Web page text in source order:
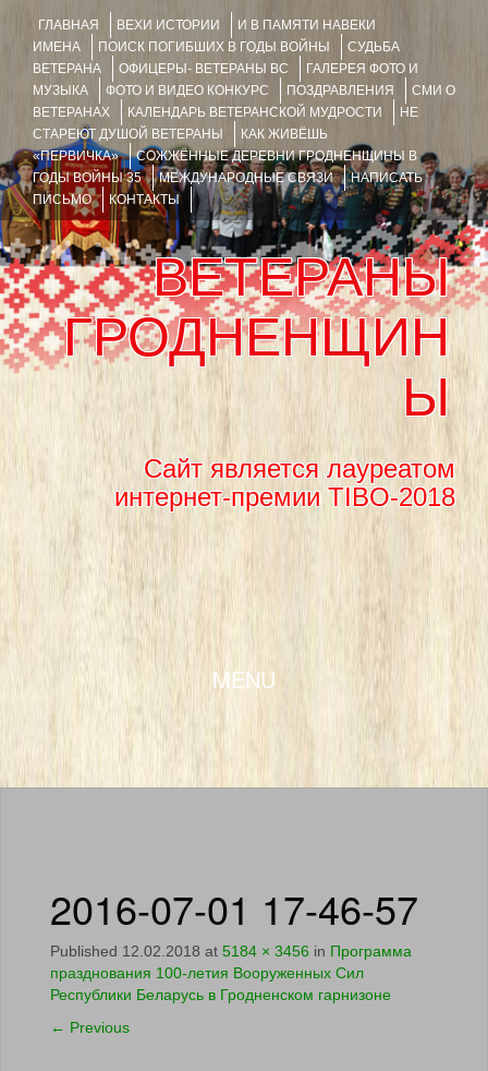
ГЛАВНАЯ ВЕХИ ИСТОРИИ
И В ПАМЯТИ НАВЕКИ
ИМЕНА
ПОИСК ПОГИБШИХ В ГОДЫ ВОЙНЫ
СУДЬБА
ВЕТЕРАНА
ОФИЦЕРЫ- ВЕТЕРАНЫ ВС
ГАЛЕРЕЯ ФОТО И
МУЗЫКА
ФОТО И ВИДЕО КОНКУРС ПОЗДРАВЛЕНИЯ
СМИ О
ВЕТЕРАНАХ
КАЛЕНДАРЬ ВЕТЕРАНСКОЙ МУДРОСТИ
НЕ
СТАРЕЮТ ДУШОЙ ВЕТЕРАНЫ
КАК ЖИВЁШЬ
«ПЕРВИЧКА»
СОЖЖЁННЫЕ ДЕРЕВНИ ГРОДНЕНЩИНЫ В
ГОДЫ ВОЙНЫ 35
МЕЖДУНАРОДНЫЕ СВЯЗИ
НАПИСАТЬ
ПИСЬМО
КОНТАКТЫ
ВЕТЕРАНЫ
ГРОДНЕНЩИН
Ы
Сайт является лауреатом
интернет-премии TIBO-2018
MENU
SKIP TO CONTENT
2016-07-01 17-46-57
Published 12.02.2018 at 5184 × 3456 in Программа
празднования 100-летия Вооруженных Сил
Республики Беларусь в Гродненском гарнизоне
← Previous